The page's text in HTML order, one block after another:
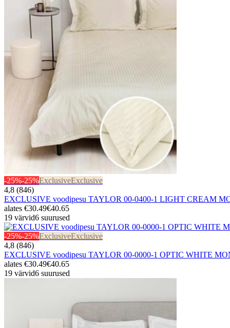
-25%-25%ExclusiveExclusive
4,8 (846)
EXCLUSIVE voodipesu TAYLOR 00-0400-1 LIGHT CREAM
alates €30.49€40.65
19 värvid6 suurused
-25%-25%ExclusiveExclusive
4,8 (846)
EXCLUSIVE voodipesu TAYLOR 00-0000-1 OPTIC WHITE
alates €30.49€40.65
19 värvid6 suurused